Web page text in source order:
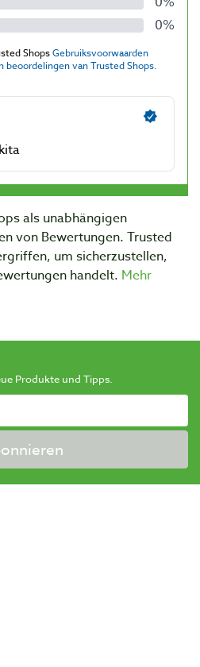
als unabhängigen
von Bewertungen. Trusted
um sicherzustellen,
handelt. Mehr
Produkte und Tipps.